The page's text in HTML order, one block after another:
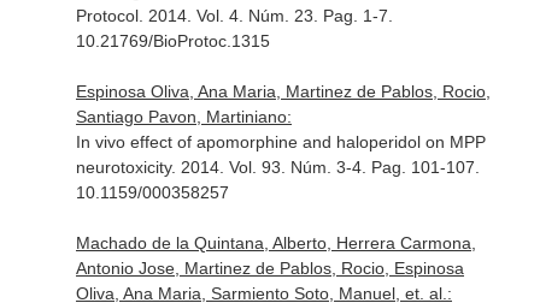
Protocol. 2014. Vol. 4. Núm. 23. Pag. 1-7.
10.21769/BioProtoc.1315
Espinosa Oliva, Ana Maria, Martinez de Pablos, Rocio,
Santiago Pavon, Martiniano:
In vivo effect of apomorphine and haloperidol on MPP
neurotoxicity. 2014. Vol. 93. Núm. 3-4. Pag. 101-107.
10.1159/000358257
Machado de la Quintana, Alberto, Herrera Carmona,
Antonio Jose, Martinez de Pablos, Rocio, Espinosa
Oliva, Ana Maria, Sarmiento Soto, Manuel, et. al.: